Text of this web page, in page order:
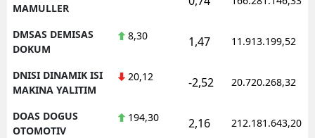
MAMULLER
DMSAS DEMISAS
DOKUM
8,30 1,47 11.913.199,52
DNISI DINAMIK ISI
MAKINA YALITIM
20,12 -2,52 20.720.268,32
DOAS DOGUS
OTOMOTIV
194,30 2,16 212.181.643,20